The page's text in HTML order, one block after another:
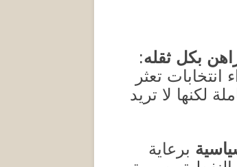
بكل ثقله:
تعثر
لكنها لا تريد
برعاية